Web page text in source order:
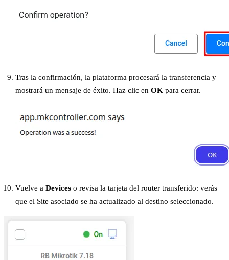
Tras la confirmación, la plataforma procesará la transferencia y
mostrará un mensaje de éxito. Haz clic enOK para cerrar.
Vuelve aDevices o revisa la tarjeta del router transferido: verás
que el Site asociado se ha actualizado al destino seleccionado.